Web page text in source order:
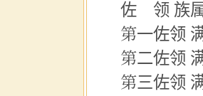
佐 领 族属
第一佐领
第二佐领
第三佐领